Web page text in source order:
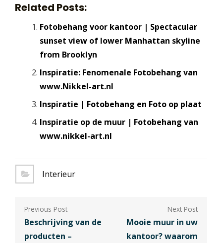
Related Posts:
Fotobehang voor kantoor | Spectacular
sunset view of lower Manhattan skyline
from Brooklyn
Inspiratie: Fenomenale Fotobehang van
www.Nikkel-art.nl
Inspiratie | Fotobehang en Foto op plaat
Inspiratie op de muur | Fotobehang van
www.nikkel-art.nl
Interieur
Berichtnavigatie
Beschrijving van de
producten –
Mooie muur in uw
kantoor? waarom